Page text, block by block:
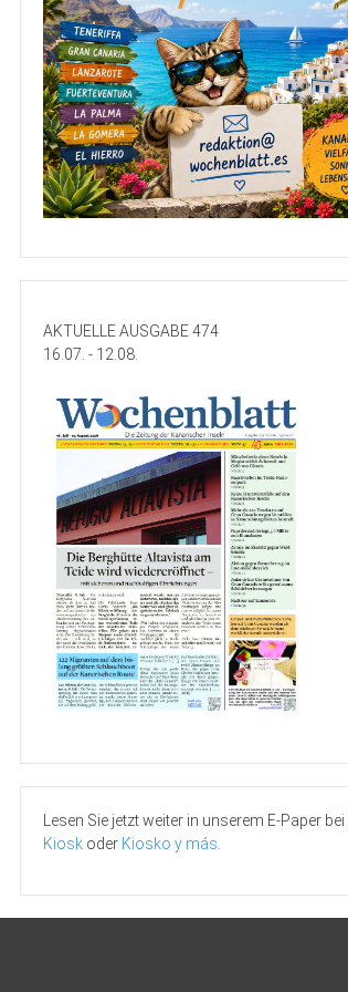
AKTUELLE AUSGABE 474
16.07. - 12.08.
Lesen Sie jetzt weiter in unserem E-Paper bei
Kiosk oder Kiosko y más